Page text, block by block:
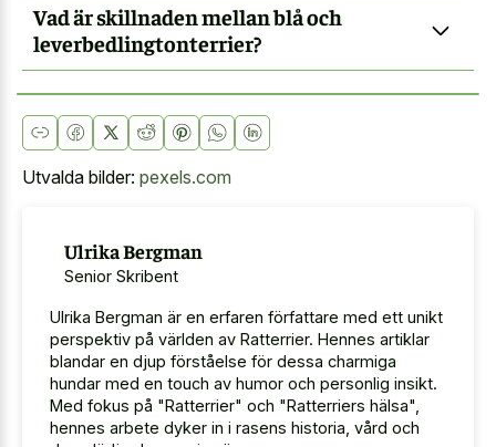
Vad är skillnaden mellan blå och
leverbedlingtonterrier?
Utvalda bilder: pexels.com
Ulrika Bergman
Senior Skribent
Ulrika Bergman är en erfaren författare med ett unikt
perspektiv på världen av Ratterrier. Hennes artiklar
blandar en djup förståelse för dessa charmiga
hundar med en touch av humor och personlig insikt.
Med fokus på "Ratterrier" och "Ratterriers hälsa",
hennes arbete dyker in i rasens historia, vård och